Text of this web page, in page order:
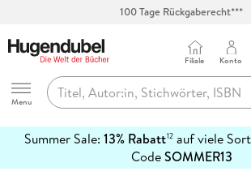
100 Tage Rückgaberecht***
Hugendubel
Menu
Filiale Konto
Summer Sale: 13% Rabatt12auf viele
CodeSOMMER13
erfahren